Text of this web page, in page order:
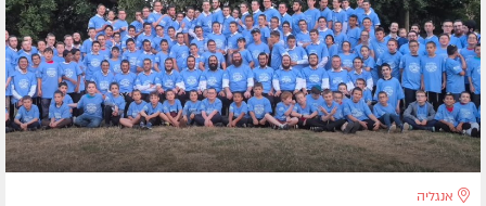
אנגליה